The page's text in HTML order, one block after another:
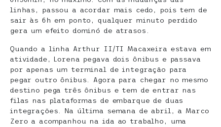
linhas, passou a acordar mais cedo, pois tem de
sair às 6h em ponto, qualquer minuto perdido
gera um efeito dominó de atrasos.
Quando a linha Arthur II/TI Macaxeira estava em
atividade, Lorena pegava dois ônibus e passava
por apenas um terminal de integração para
pegar outro ônibus. Agora para chegar no mesmo
destino pega três ônibus e tem de entrar nas
filas nas plataformas de embarque de duas
integrações. Na última semana de abril, a Marco
Zero a acompanhou na ida ao trabalho, uma